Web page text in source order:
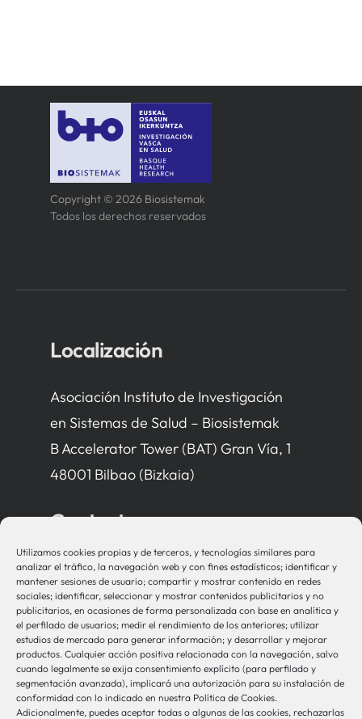
Utilizamos cookies propias y de terceros, y tecnologías similares para
analizar el tráfico, la navegación web y con fines estadísticos; identificar y
mantener sesiones de usuario; compartir y mostrar contenido en redes
sociales; identificar, seleccionar y mostrar contenidos publicitarios y no
publicitarios, en ocasiones de forma personalizada con base en analítica y
el perfilado de usuarios; medir el rendimiento de los anteriores; utilizar
estudios de mercado para generar información; y desarrollar y mejorar
productos. Cualquier acción positiva relacionada con la navegación, salvo
cuando legalmente se exija consentimiento explícito (para perfilado y
segmentación avanzada), implicará una autorización para su instalación de
conformidad con lo indicado en nuestra Política de Cookies.
Adicionalmente, puedes aceptar todas o algunas de las cookies, rechazarlas
Copyright © 2026 Biosistemak
Todos los derechos reservados
Localización
Asociación Instituto de Investigación
en Sistemas de Salud – Biosistemak
B Accelerator Tower (BAT) Gran Vía, 1
48001 Bilbao (Bizkaia)
Contacto
bio-sistemak@bio-sistemak.eus
944 00 77 90
Otros Enlaces